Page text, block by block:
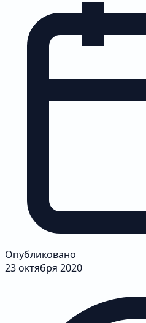
Опубликовано
23 октября 2020